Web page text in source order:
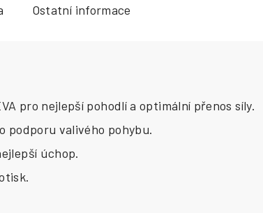
Ostatní informace
pro nejlepší pohodlí a optimální přenos síly.
podporu valivého pohybu.
úchop.